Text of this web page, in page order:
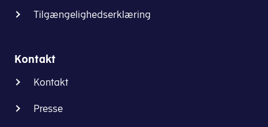
Tilgængelighedserklæring
Kontakt
Kontakt
Presse